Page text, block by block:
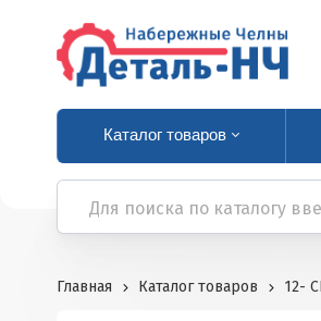
Каталог товаров
Главная Каталог товаров 12-